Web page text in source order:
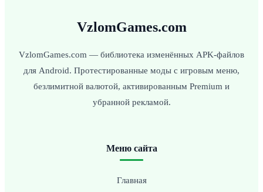
VzlomGames.com
VzlomGames.com — библиотека изменённых APK-файлов
для Android. Протестированные моды с игровым меню,
безлимитной валютой, активированным Premium и
убранной рекламой.
Меню сайта
Главная